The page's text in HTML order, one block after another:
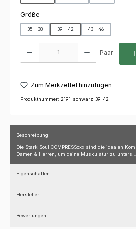
Größe
35 - 38 39 - 42 43 - 46
Paar
Zum Merkzettel hinzufügen
Produktnummer: 2191_schwarz_39-42
Beschreibung
Die Stark Soul COMPRESSoxx sind die idealen
Damen & Herren, um deine Muskulatur zu unters…
Eigenschaften
Hersteller
Bewertungen